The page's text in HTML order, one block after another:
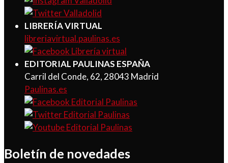
LIBRERÍA VIRTUAL
libreriavirtual.paulinas.es
EDITORIAL PAULINAS ESPAÑA
Carril del Conde, 62, 28043 Madrid
Paulinas.es
Boletín de novedades